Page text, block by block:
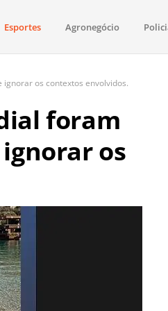
e os principais
Esportes Agronegócio
os contextos envolvidos.
foram
os